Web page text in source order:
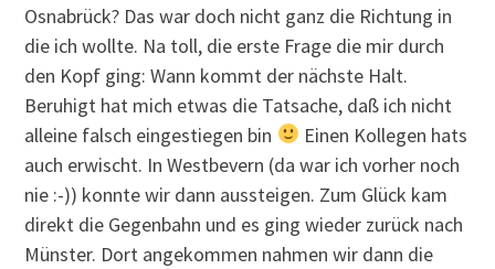
Osnabrück? Das war doch nicht ganz die Richtung in
die ich wollte. Na toll, die erste Frage die mir durch
den Kopf ging: Wann kommt der nächste Halt.
Beruhigt hat mich etwas die Tatsache, daß ich nicht
alleine falsch eingestiegen bin
Einen Kollegen hats
auch erwischt. In Westbevern (da war ich vorher noch
nie :-)) konnte wir dann aussteigen. Zum Glück kam
direkt die Gegenbahn und es ging wieder zurück nach
Münster. Dort angekommen nahmen wir dann die